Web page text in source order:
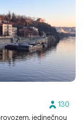
130
jedinečnou